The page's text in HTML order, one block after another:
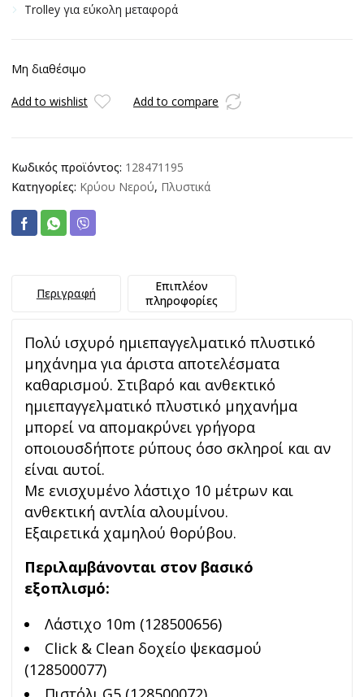
Trolley για εύκολη μεταφορά
Μη διαθέσιμο
Add to wishlist Add to compare
Κωδικός προϊόντος: 128471195
Κατηγορίες: Κρύου Νερού, Πλυστικά
Περιγραφή
Επιπλέον
πληροφορίες
Πολύ ισχυρό ημιεπαγγελματικό πλυστικό
μηχάνημα για άριστα αποτελέσματα
καθαρισμού. Στιβαρό και ανθεκτικό
ημιεπαγγελματικό πλυστικό μηχανήμα
μπορεί να απομακρύνει γρήγορα
οποιουσδήποτε ρύπους όσο σκληροί και αν
είναι αυτοί.
Με ενισχυμένο λάστιχο 10 μέτρων και
ανθεκτική αντλία αλουμίνου.
Εξαιρετικά χαμηλού θορύβου.
Περιλαμβάνονται στον βασικό
εξοπλισμό:
Λάστιχο 10m (128500656)
Click & Clean δοχείο ψεκασμού
(128500077)